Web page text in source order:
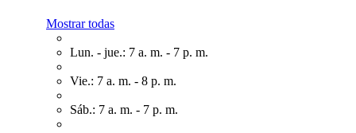
Mostrar todas
Lun. - jue.: 7 a. m. - 7 p. m.
Vie.: 7 a. m. - 8 p. m.
Sáb.: 7 a. m. - 7 p. m.